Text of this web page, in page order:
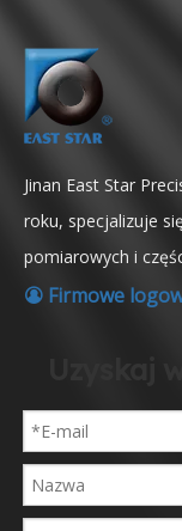
Jinan East Star
roku, specjalizuje
pomiarowych i
 Firmowe